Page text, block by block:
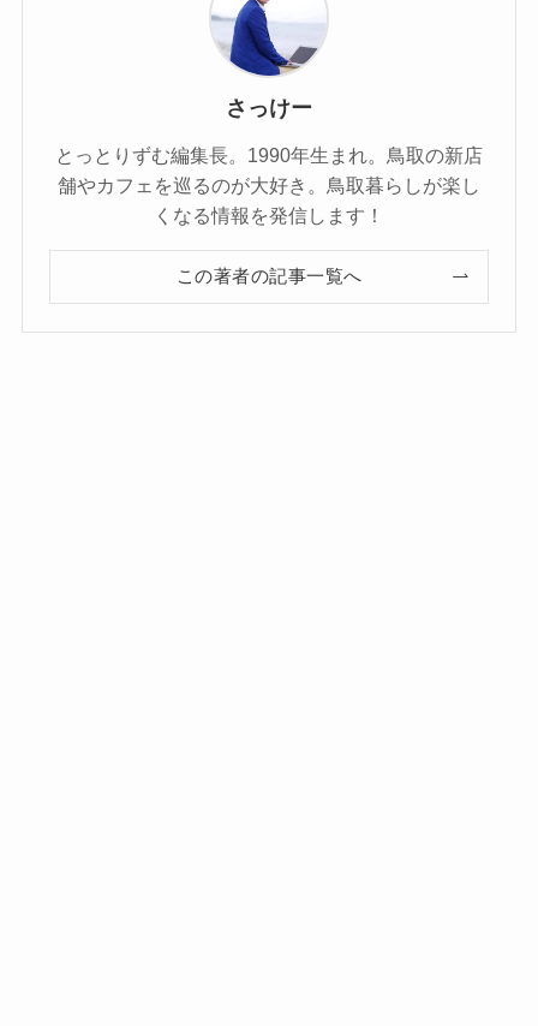
さっけー
とっとりずむ編集長。1990年生まれ。鳥取の新店
舗やカフェを巡るのが大好き。鳥取暮らしが楽し
くなる情報を発信します！
この著者の記事一覧へ